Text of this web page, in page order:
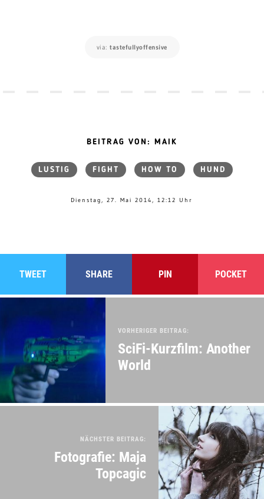
via: tastefullyoffensive
BEITRAG VON: MAIK
LUSTIG FIGHT HOW TO HUND
Dienstag, 27. Mai 2014, 12:12 Uhr
TWEET SHARE PIN POCKET
VORHERIGER BEITRAG:
SciFi-Kurzfilm: Another
World
NÄCHSTER BEITRAG:
Fotografie: Maja
Topcagic